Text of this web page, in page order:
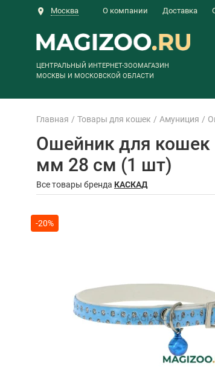
Москва О компании Доставка
ЦЕНТРАЛЬНЫЙ ИНТЕРНЕТ-ЗООМАГАЗИН
МОСКВЫ И МОСКОВСКОЙ ОБЛАСТИ
Главная Товары для кошек Амуниция
Ошейник для кошек
мм 28 см (1 шт)
Все товары бренда КАСКАД
-20%